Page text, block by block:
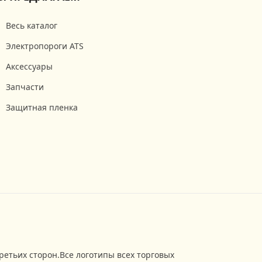
Весь каталог
Электропороги ATS
Аксессуары
Запчасти
Защитная пленка
сторон.Все логотипы всех торговых